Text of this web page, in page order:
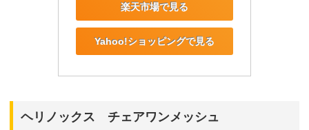
楽天市場で見る
Yahoo!ショッピングで見る
ヘリノックス チェアワンメッシュ